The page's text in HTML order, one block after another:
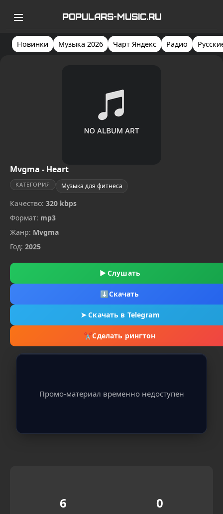
POPULARS-MUSIC.RU
Новинки Музыка 2026 Чарт Яндекс Радио
Mvgma - Heart
КАТЕГОРИЯ Музыка для фитнеса
Качество: 320 kbps
Формат: mp3
Жанр: Mvgma
Год: 2025
▶ Слушать
⬇Скачать
➤Скачать в Telegram
✂Сделать рингтон
Промо-материал временно недоступен
6 0